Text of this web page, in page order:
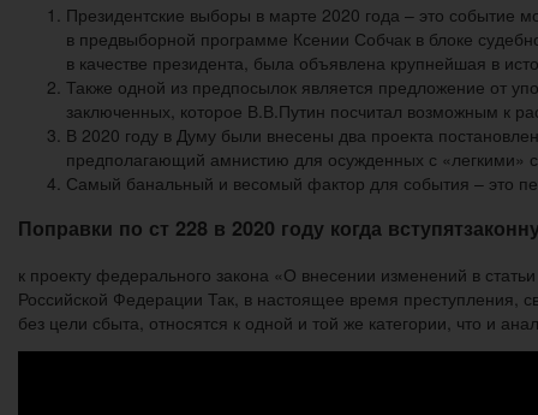
Президентские выборы в марте 2020 года – это событие
в предвыборной программе Ксении Собчак в блоке
в качестве президента, была объявлена крупнейшая в
Также одной из предпосылок является предложение от
заключенных, которое В.В.Путин посчитал возможным к
В 2020 году в Думу были внесены два проекта
предполагающий амнистию для осужденных с «легкими»
Самый банальный и весомый фактор для события – это
Поправки по ст 228 в 2020 году когда
к проекту федерального закона «О внесении изменений в
Российской Федерации Так, в настоящее время преступления,
без цели сбыта, относятся к одной и той же категории, что и